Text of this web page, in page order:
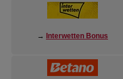
→ Interwetten Bonus